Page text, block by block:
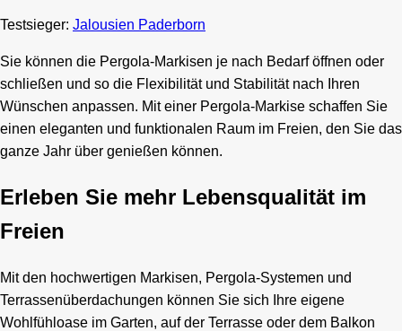
Testsieger: Jalousien Paderborn
Sie können die Pergola-Markisen je nach Bedarf öffnen oder
schließen und so die Flexibilität und Stabilität nach Ihren
Wünschen anpassen. Mit einer Pergola-Markise schaffen Sie
einen eleganten und funktionalen Raum im Freien, den Sie das
ganze Jahr über genießen können.
Erleben Sie mehr Lebensqualität im
Freien
Mit den hochwertigen Markisen, Pergola-Systemen und
Terrassenüberdachungen können Sie sich Ihre eigene
Wohlfühloase im Garten, auf der Terrasse oder dem Balkon